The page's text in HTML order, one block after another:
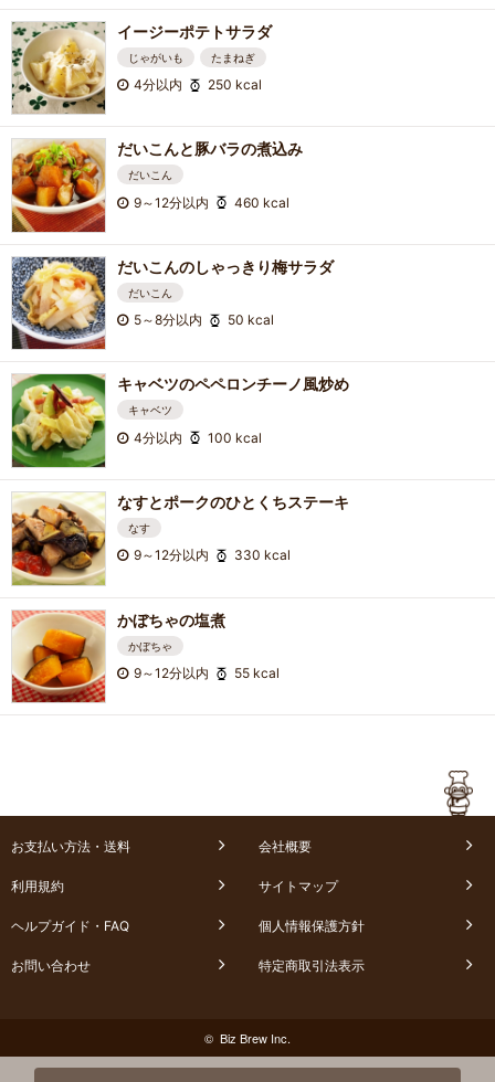
イージーポテトサラダ
じゃがいも たまねぎ
4分以内 250 kcal
だいこんと豚バラの煮込み
だいこん
9～12分以内 460 kcal
だいこんのしゃっきり梅サラダ
だいこん
5～8分以内 50 kcal
キャベツのペペロンチーノ風炒め
キャベツ
4分以内 100 kcal
なすとポークのひとくちステーキ
なす
9～12分以内 330 kcal
かぼちゃの塩煮
かぼちゃ
9～12分以内 55 kcal
お支払い方法・送料 会社概要
利用規約 サイトマップ
ヘルプガイド・FAQ 個人情報保護方針
お問い合わせ 特定商取引法表示
© Biz Brew Inc.